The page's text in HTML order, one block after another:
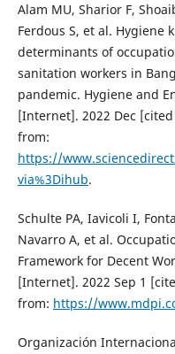
Alam MU, Sharior F,
Ferdous S, et al. Hygiene
determinants of
sanitation workers in
pandemic. Hygiene and
[Internet]. 2022 Dec
from:
https://
via%3Dihub.
Schulte PA, Iavicoli I,
Navarro A, et al.
Framework for Decent
[Internet]. 2022 Sep 1
from: https://
Organización